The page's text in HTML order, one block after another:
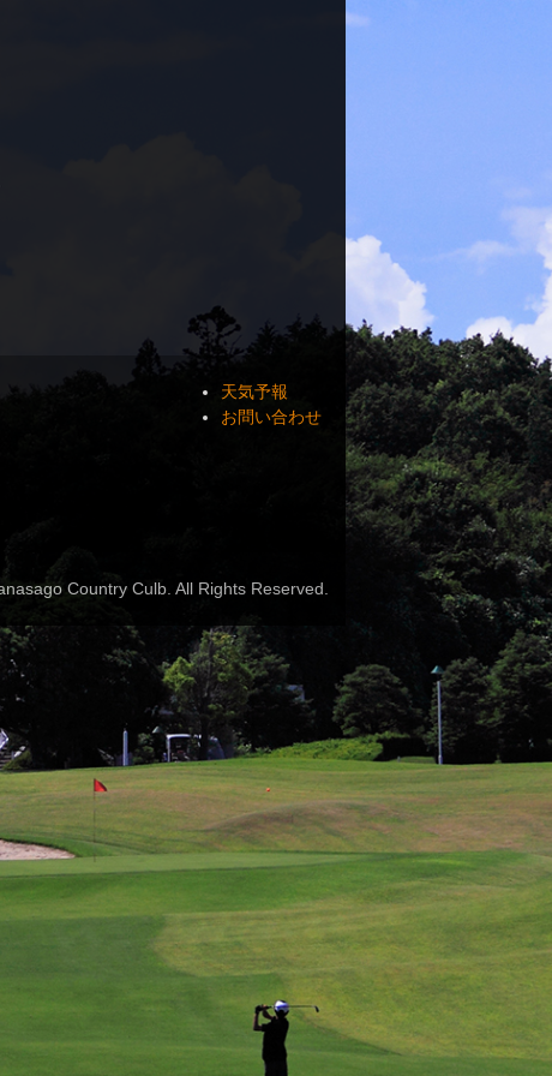
天気予報
お問い合わせ
Country Culb. All Rights Reserved.